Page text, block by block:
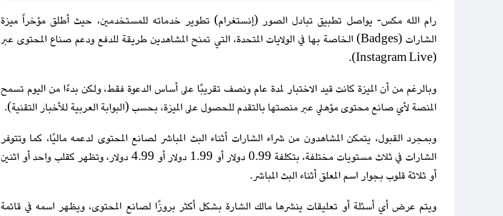
رام الله مكس- يواصل تطبيق تبادل الصور (إنستغرام) تطوير خدماته للمستخدمين، حيث أطلق مؤخراً ميزة
الشارات (Badges) الخاصة بها في الولايات المتحدة، التي تمنح المشاهدين طريقة للدفع ودعم صناع المحتوى عبر
(Instagram Live).
وبالرغم من أن الميزة كانت قيد الاختبار لمدة عام ونصف تقريبًا على أساس الدعوة فقط، ولكن بدءًا من اليوم تسمح
المنصة لأي صانع محتوى مؤهلي عبر منصتها بالتقدم للحصول على الميزة، بحسب (البوابة العربية للأخبار التقنية).
وبمجرد القبول، يتمكن المشاهدون من شراء الشارات أثناء البث المباشر لصانع المحتوى لدعمه ماليًا، كما وتتوفر
الشارات في ثلاث مستويات مختلفة، بتكلفة 0.99 دولار أو 1.99 دولار أو 4.99 دولار، وتظهر كقلب واحد أو اثنين
أو ثلاثة قلوب بجوار اسم المعلق أثناء البث المباشر.
ويتم عرض أي أسئلة أو تعليقات ينشرها مالك الشارة بشكل أكثر بروزًا لصانع المحتوى، ويظهر اسمه في قائمة